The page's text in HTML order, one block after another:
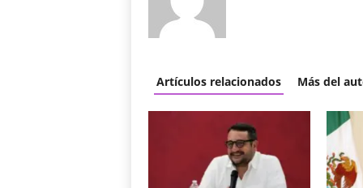
Artículos relacionados Más del